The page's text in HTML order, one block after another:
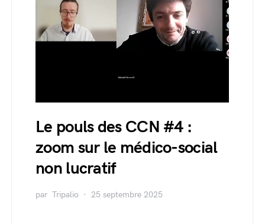
Le pouls des CCN #4 :
zoom sur le médico-social
non lucratif
par Tripalio 25 septembre 2025